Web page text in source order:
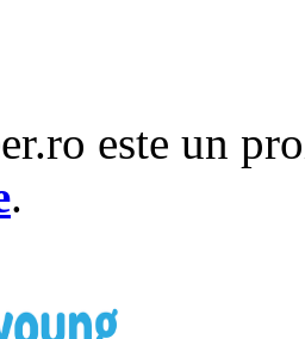
este un
.